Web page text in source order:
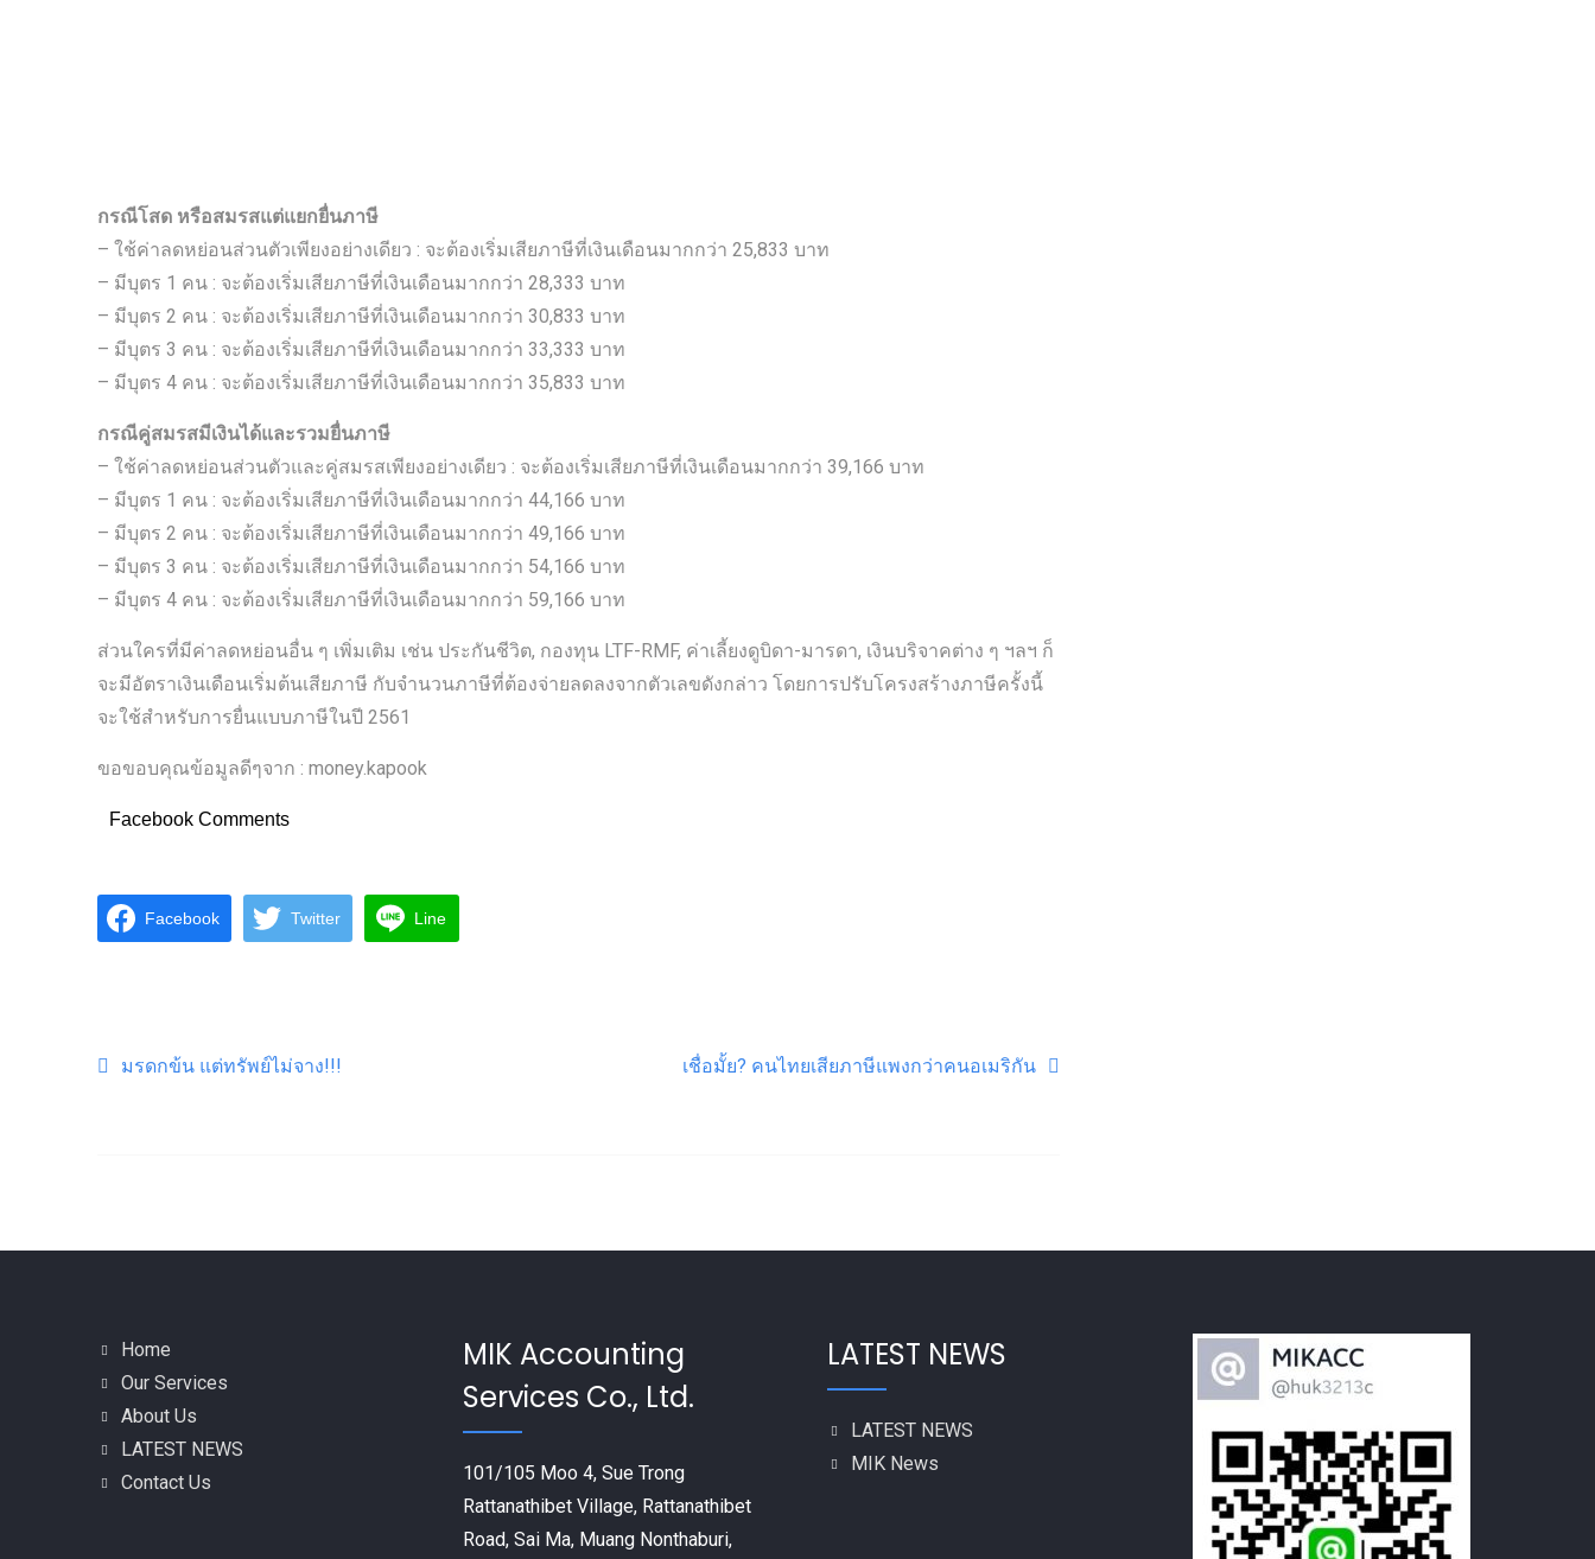
กรณีโสด หรือสมรสแต่แยกยื่นภาษี
– ใช้ค่าลดหย่อนส่วนตัวเพียงอย่างเดียว : จะต้องเริ่มเสียภาษีที่เงินเดือนมากกว่า 25,833 บาท
– มีบุตร 1 คน : จะต้องเริ่มเสียภาษีที่เงินเดือนมากกว่า 28,333 บาท
– มีบุตร 2 คน : จะต้องเริ่มเสียภาษีที่เงินเดือนมากกว่า 30,833 บาท
– มีบุตร 3 คน : จะต้องเริ่มเสียภาษีที่เงินเดือนมากกว่า 33,333 บาท
– มีบุตร 4 คน : จะต้องเริ่มเสียภาษีที่เงินเดือนมากกว่า 35,833 บาท
กรณีคู่สมรสมีเงินได้และรวมยื่นภาษี
– ใช้ค่าลดหย่อนส่วนตัวและคู่สมรสเพียงอย่างเดียว : จะต้องเริ่มเสียภาษีที่เงินเดือนมากกว่า 39,166 บาท
– มีบุตร 1 คน : จะต้องเริ่มเสียภาษีที่เงินเดือนมากกว่า 44,166 บาท
– มีบุตร 2 คน : จะต้องเริ่มเสียภาษีที่เงินเดือนมากกว่า 49,166 บาท
– มีบุตร 3 คน : จะต้องเริ่มเสียภาษีที่เงินเดือนมากกว่า 54,166 บาท
– มีบุตร 4 คน : จะต้องเริ่มเสียภาษีที่เงินเดือนมากกว่า 59,166 บาท
ส่วนใครที่มีค่าลดหย่อนอื่น ๆ เพิ่มเติม เช่น ประกันชีวิต, กองทุน LTF-RMF, ค่าเลี้ยงดูบิดา-มารดา, เงินบริจาคต่าง ๆ ฯลฯ ก็
จะมีอัตราเงินเดือนเริ่มต้นเสียภาษี กับจำนวนภาษีที่ต้องจ่ายลดลงจากตัวเลขดังกล่าว โดยการปรับโครงสร้างภาษีครั้งนี้
จะใช้สำหรับการยื่นแบบภาษีในปี 2561
ขอขอบคุณข้อมูลดีๆจาก : money.kapook
Facebook Comments
Facebook Twitter Line
Post navigation
มรดกข้น แต่ทรัพย์ไม่จาง!!! เชื่อมั้ย? คนไทยเสียภาษีแพงกว่าคนอเมริกัน
Home
Our Services
About Us
LATEST NEWS
Contact Us
MIK Accounting
Services Co., Ltd.
101/105 Moo 4, Sue Trong
Rattanathibet Village, Rattanathibet
Road, Sai Ma, Muang Nonthaburi,
LATEST NEWS
LATEST NEWS
MIK News